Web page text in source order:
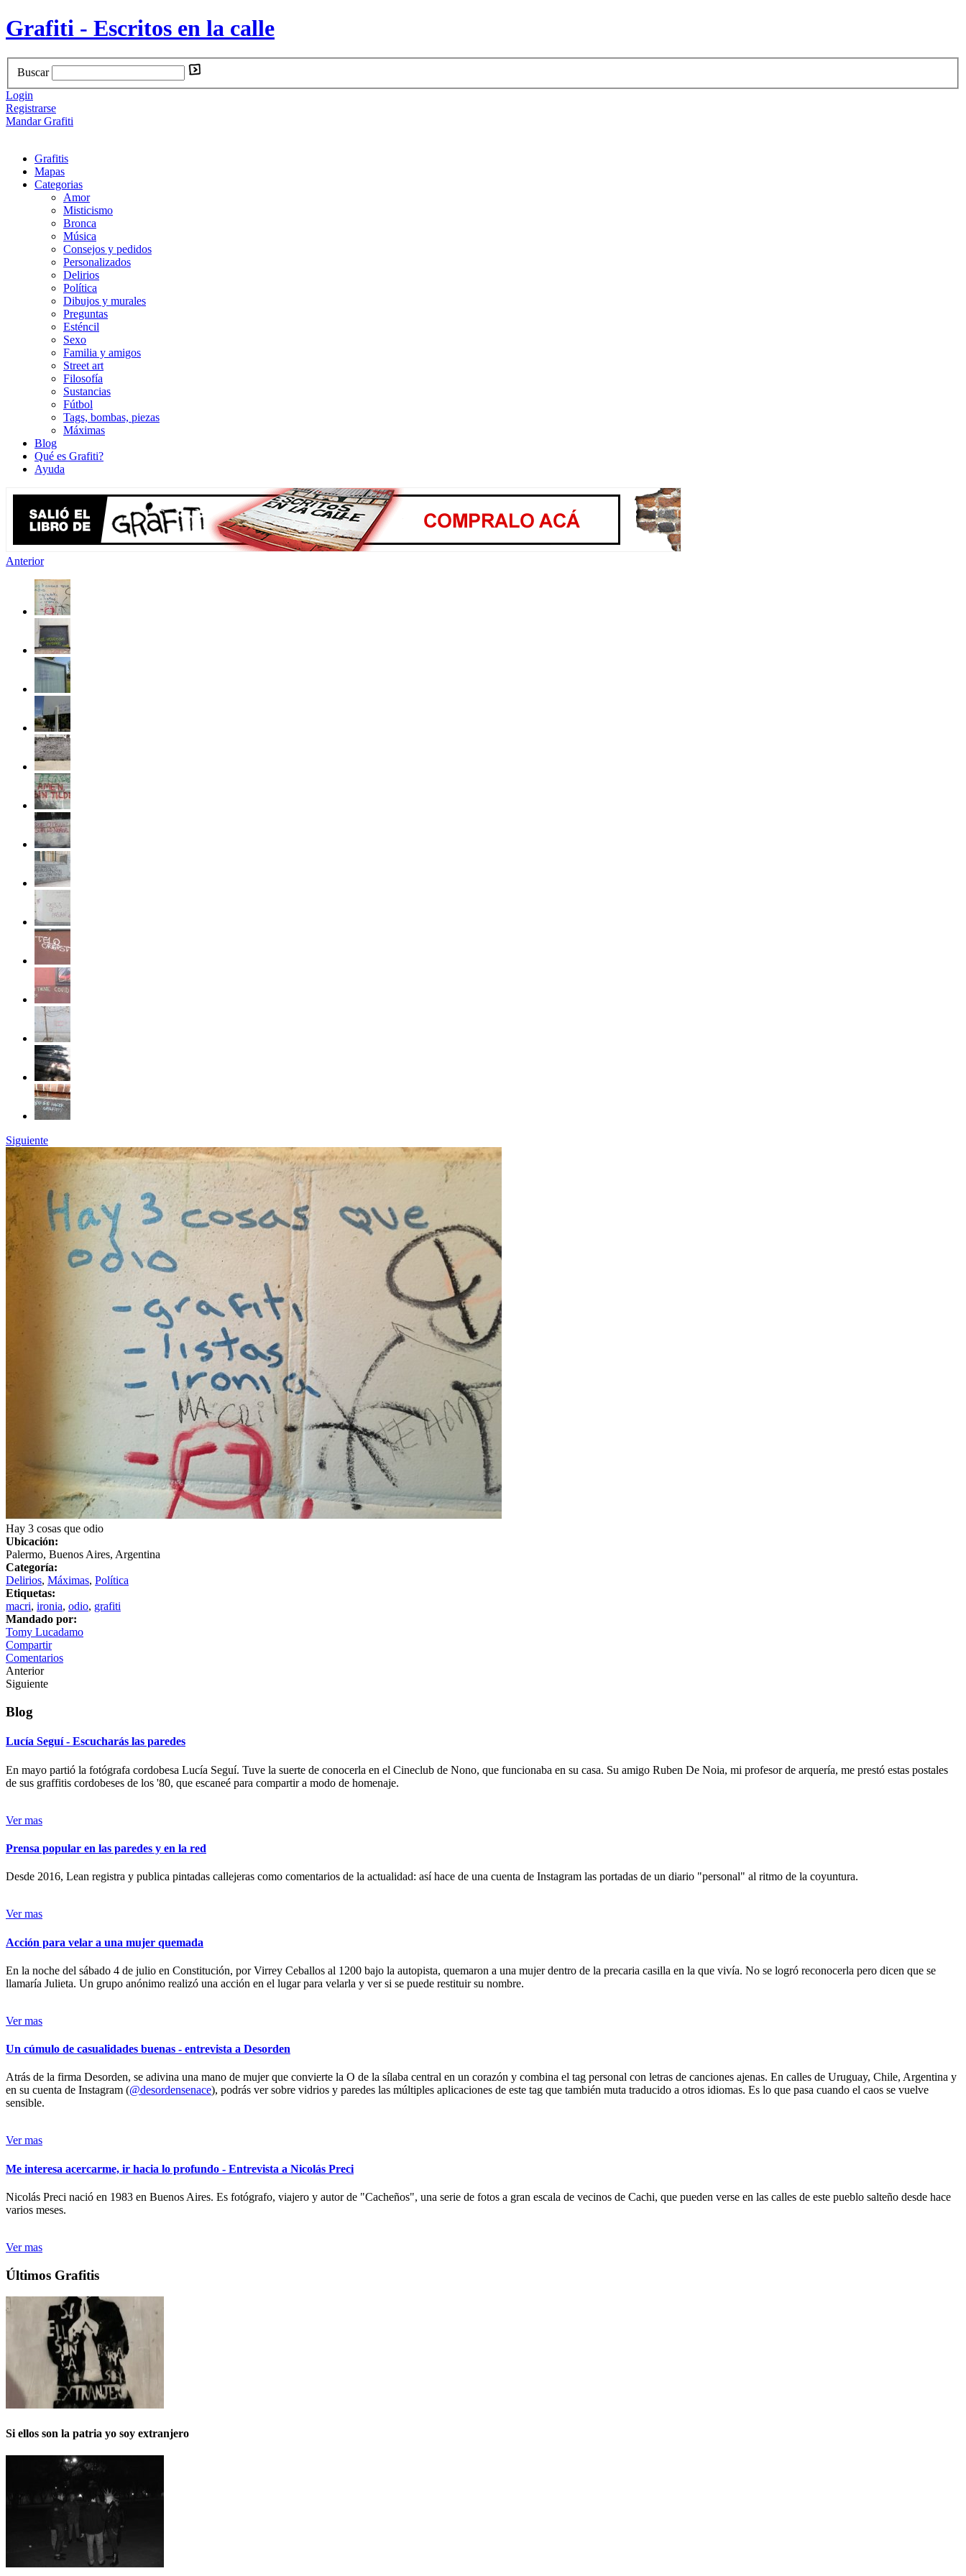
Grafiti - Escritos en la calle
Buscar
Login
Registrarse
Mandar Grafiti
Grafitis
Mapas
Categorias
Amor
Misticismo
Bronca
Música
Consejos y pedidos
Personalizados
Delirios
Política
Dibujos y murales
Preguntas
Esténcil
Sexo
Familia y amigos
Street art
Filosofía
Sustancias
Fútbol
Tags, bombas, piezas
Máximas
Blog
Qué es Grafiti?
Ayuda
Anterior
Siguiente
Hay 3 cosas que odio
Ubicación:
Palermo, Buenos Aires, Argentina
Categoría:
Delirios, Máximas, Política
Etiquetas:
macri, ironia, odio, grafiti
Mandado por:
Tomy Lucadamo
Compartir
Comentarios
Anterior
Siguiente
Blog
Lucía Seguí - Escucharás las paredes
En mayo partió la fotógrafa cordobesa Lucía Seguí. Tuve la suerte de conocerla en el Cineclub de Nono, que funcionaba en su casa. Su amigo Ruben De Noia, mi profesor de arquería, me prestó estas postales
de sus graffitis cordobeses de los '80, que escaneé para compartir a modo de homenaje.
Ver mas
Prensa popular en las paredes y en la red
Desde 2016, Lean registra y publica pintadas callejeras como comentarios de la actualidad: así hace de una cuenta de Instagram las portadas de un diario "personal" al ritmo de la coyuntura.
Ver mas
Acción para velar a una mujer quemada
En la noche del sábado 4 de julio en Constitución, por Virrey Ceballos al 1200 bajo la autopista, quemaron a una mujer dentro de la precaria casilla en la que vivía. No se logró reconocerla pero dicen que se
llamaría Julieta. Un grupo anónimo realizó una acción en el lugar para velarla y ver si se puede restituir su nombre.
Ver mas
Un cúmulo de casualidades buenas - entrevista a Desorden
Atrás de la firma Desorden, se adivina una mano de mujer que convierte la O de la sílaba central en un corazón y combina el tag personal con letras de canciones ajenas. En calles de Uruguay, Chile, Argentina y
en su cuenta de Instagram (@desordensenace), podrás ver sobre vidrios y paredes las múltiples aplicaciones de este tag que también muta traducido a otros idiomas. Es lo que pasa cuando el caos se vuelve
sensible.
Ver mas
Me interesa acercarme, ir hacia lo profundo - Entrevista a Nicolás Preci
Nicolás Preci nació en 1983 en Buenos Aires. Es fotógrafo, viajero y autor de "Cacheños", una serie de fotos a gran escala de vecinos de Cachi, que pueden verse en las calles de este pueblo salteño desde hace
varios meses.
Ver mas
Últimos Grafitis
Si ellos son la patria yo soy extranjero